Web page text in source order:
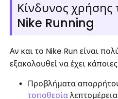
Κίνδυνος
Nike Running
Αν και το Nike Run είναι
εξακολουθεί να έχει
Προβλήματα
τοποθεσία